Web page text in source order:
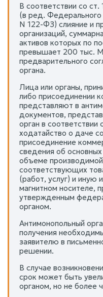
В соответствии со
(в ред. Федерального
N 122-ФЗ) слияние и
организаций,
активов которых по
превышает 200 тыс.
предварительного
органа.
Лица или органы,
либо присоединении
представляют в
документов,
орган в
ходатайство о даче
присоединение
сведения об
объеме
соответствующих
(работ, услуг) и иную
магнитном носителе,
утвержденным
органом.
Антимонопольный
получения
заявителю в
решении.
В случае
срок может быть
органом, но не более